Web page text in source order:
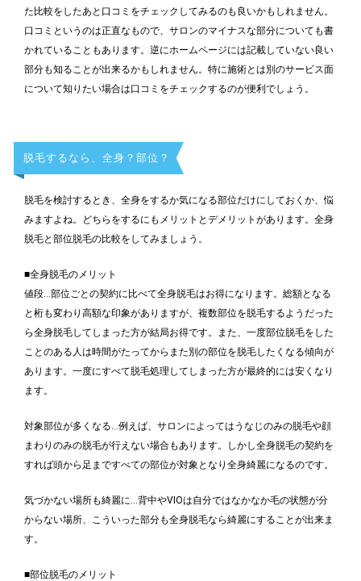
た比較をしたあと口コミをチェックしてみるのも良いかもしれません。
口コミというのは正直なもので、サロンのマイナスな部分についても書
かれていることもあります。逆にホームページには記載していない良い
部分も知ることが出来るかもしれません。特に施術とは別のサービス面
について知りたい場合は口コミをチェックするのが便利でしょう。
脱毛するなら、全身？部位？
脱毛を検討するとき、全身をするか気になる部位だけにしておくか、悩
みますよね。どちらをするにもメリットとデメリットがあります。全身
脱毛と部位脱毛の比較をしてみましょう。
■全身脱毛のメリット
値段…部位ごとの契約に比べて全身脱毛はお得になります。総額となる
と桁も変わり高額な印象がありますが、複数部位を脱毛するようだった
ら全身脱毛してしまった方が結局お得です。また、一度部位脱毛をした
ことのある人は時間がたってからまた別の部位を脱毛したくなる傾向が
あります。一度にすべて脱毛処理してしまった方が最終的には安くなり
ます。
対象部位が多くなる…例えば、サロンによってはうなじのみの脱毛や顔
まわりのみの脱毛が行えない場合もあります。しかし全身脱毛の契約を
すれば頭から足まですべての部位が対象となり全身綺麗になるのです。
気づかない場所も綺麗に…背中やVIOは自分ではなかなか毛の状態が分
からない場所、こういった部分も全身脱毛なら綺麗にすることが出来ま
す。
■部位脱毛のメリット